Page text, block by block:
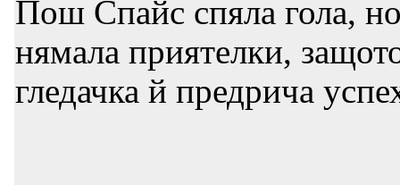
Пош Спайс спяла гола,
нямала приятелки,
гледачка й предрича